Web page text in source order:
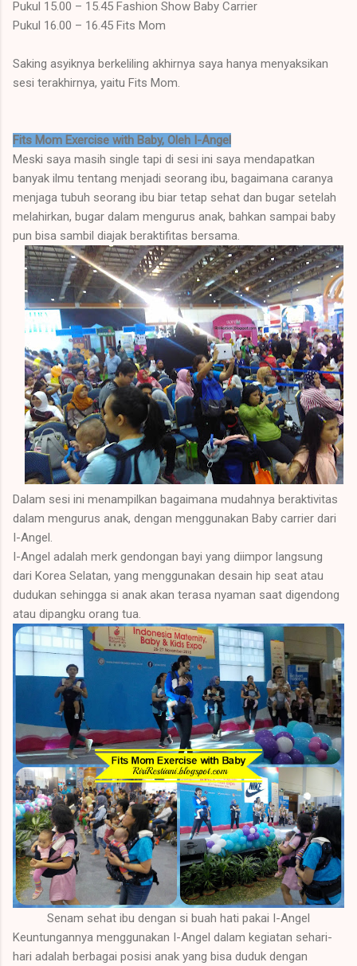
Pukul 15.00 – 15.45 Fashion Show Baby Carrier
Pukul 16.00 – 16.45 Fits Mom
Saking asyiknya berkeliling akhirnya saya hanya menyaksikan
sesi terakhirnya, yaitu Fits Mom.
Fits Mom Exercise with Baby, Oleh I-Angel
Meski saya masih single tapi di sesi ini saya mendapatkan
banyak ilmu tentang menjadi seorang ibu, bagaimana caranya
menjaga tubuh seorang ibu biar tetap sehat dan bugar setelah
melahirkan, bugar dalam mengurus anak, bahkan sampai baby
pun bisa sambil diajak beraktifitas bersama.
Dalam sesi ini menampilkan bagaimana mudahnya beraktivitas
dalam mengurus anak, dengan menggunakan Baby carrier dari
I-Angel.
I-Angel adalah merk gendongan bayi yang diimpor langsung
dari Korea Selatan, yang menggunakan desain hip seat atau
dudukan sehingga si anak akan terasa nyaman saat digendong
atau dipangku orang tua.
Senam sehat ibu dengan si buah hati pakai I-Angel
Keuntungannya menggunakan I-Angel dalam kegiatan sehari-
hari adalah berbagai posisi anak yang bisa duduk dengan